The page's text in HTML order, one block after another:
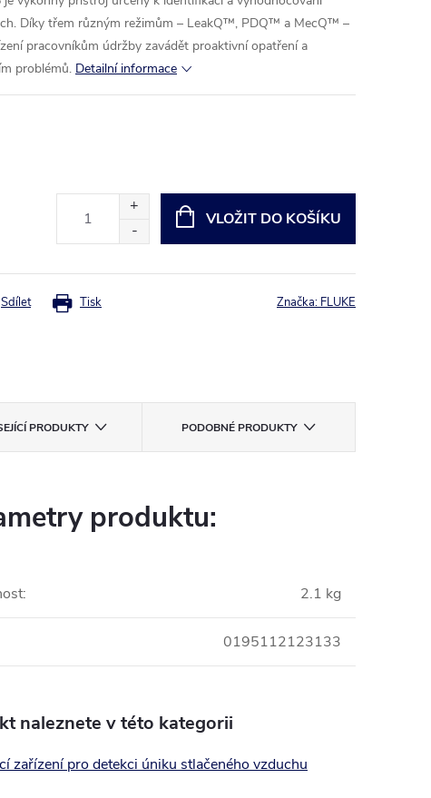
Díky třem různým režimům – LeakQ™, PDQ™ a MecQ™ –
pracovníkům údržby zavádět proaktivní opatření a
problémů. Detailní informace
VLOŽIT DO KOŠÍKU
Tisk
Sdílet Značka: FLUKE
PRODUKTY PODOBNÉ PRODUKTY
produktu:
: 2.1 kg
0195112123133
naleznete v této kategorii
zařízení pro detekci úniku stlačeného vzduchu